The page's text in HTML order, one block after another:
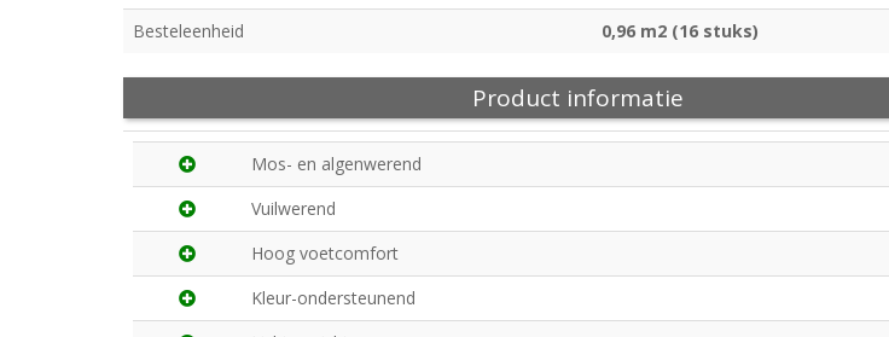
Besteleenheid
0,96 m2 (16 stuks)
Product informatie
Mos- en algenwerend
Vuilwerend
Hoog voetcomfort
Kleur-ondersteunend